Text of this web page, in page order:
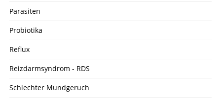
Parasiten
Probiotika
Reflux
Reizdarmsyndrom - RDS
Schlechter Mundgeruch